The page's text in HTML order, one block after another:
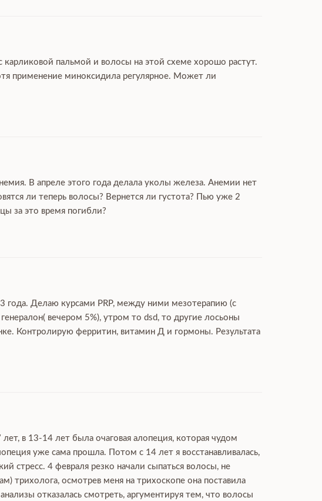
пальмой и волосы на этой схеме хорошо растут.
применение миноксидила регулярное. Может ли
В апреле этого года делала уколы железа. Анемии нет
ли теперь волосы? Вернется ли густота? Пью уже 2
за это время погибли?
года. Делаю курсами PRP, между ними мезотерапию (с
вечером 5%), утром то dsd, то другие лосьоны
Контролирую ферритин, витамин Д и гормоны. Результата
в 13-14 лет была очаговая алопеция, которая чудом
уже сама прошла. Потом с 14 лет я восстанавливалась,
стресс. 4 февраля резко начали сыпаться волосы, не
трихолога, осмотрев меня на трихоскопе она поставила
отказалась смотреть, аргументируя тем, что волосы